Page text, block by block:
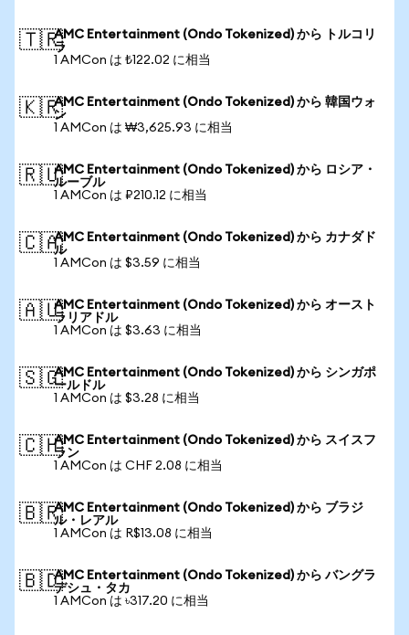
🇹🇷AMC Entertainment (Ondo Tokenized) から トルコリ
ラ
1 AMCon は ₺122.02 に相当
🇰🇷AMC Entertainment (Ondo Tokenized) から 韓国ウォ
ン
1 AMCon は ₩3,625.93 に相当
🇷🇺AMC Entertainment (Ondo Tokenized) から ロシア・
ルーブル
1 AMCon は ₽210.12 に相当
🇨🇦AMC Entertainment (Ondo Tokenized) から カナダド
ル
1 AMCon は $3.59 に相当
🇦🇺AMC Entertainment (Ondo Tokenized) から オースト
ラリアドル
1 AMCon は $3.63 に相当
🇸🇬AMC Entertainment (Ondo Tokenized) から シンガポ
ールドル
1 AMCon は $3.28 に相当
🇨🇭AMC Entertainment (Ondo Tokenized) から スイスフ
ラン
1 AMCon は CHF 2.08 に相当
🇧🇷AMC Entertainment (Ondo Tokenized) から ブラジ
ル・レアル
1 AMCon は R$13.08 に相当
🇧🇩AMC Entertainment (Ondo Tokenized) から バングラ
デシュ・タカ
1 AMCon は ৳317.20 に相当